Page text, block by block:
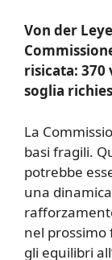
Von der
risicata: 370
soglia
La
basi fragili.
potrebbe
una
nel
gli equilibri